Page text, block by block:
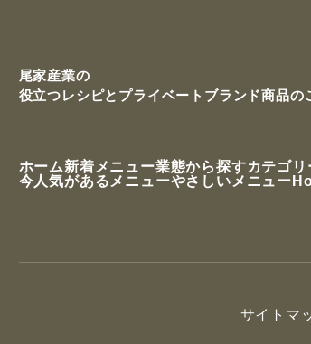
尾家産業の
役立つレシピと プライベートブランド商品の
ホーム新着メニュー業態から探すカテゴ
今人気があるメニューやさしいメニュー
サイトマ